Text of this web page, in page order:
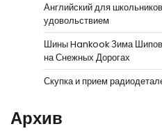
Английский для
удовольствием
Шины Hankook Зима
на Снежных Дорогах
Скупка и прием
Архив